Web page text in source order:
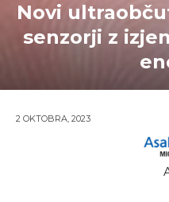
Novi
senzorji z
2 OKTOBRA, 2023